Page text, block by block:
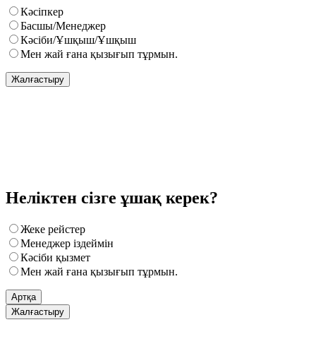
Кәсіпкер
Басшы/Менеджер
Кәсіби/Ұшқыш/Ұшқыш
Мен жай ғана қызығып тұрмын.
Жалғастыру
Неліктен сізге ұшақ керек?
Жеке рейстер
Менеджер іздеймін
Кәсіби қызмет
Мен жай ғана қызығып тұрмын.
Артқа
Жалғастыру